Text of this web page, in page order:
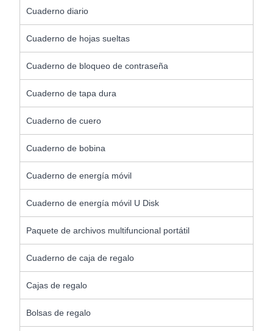
Cuaderno diario
Cuaderno de hojas sueltas
Cuaderno de bloqueo de contraseña
Cuaderno de tapa dura
Cuaderno de cuero
Cuaderno de bobina
Cuaderno de energía móvil
Cuaderno de energía móvil U Disk
Paquete de archivos multifuncional portátil
Cuaderno de caja de regalo
Cajas de regalo
Bolsas de regalo